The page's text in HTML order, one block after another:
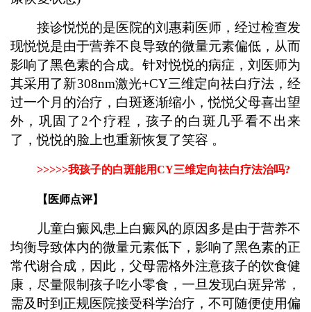
接诊悦悦的是医院的刘惠莉医师，经过检查发
现悦悦是由于营养不良导致的微量元素偏低，从而
影响了黑色素的合成。针对悦悦的病症，刘医师为
其采用了新308nm激光+CY三维定向祛白疗法，经
过一个月的治疗，白斑逐渐缩小，悦悦父母喜出望
外，巩固了2个疗程，孩子的白斑几乎看不出来
了，悦悦的脸上也重新恢复了笑容 。
>>>>>我孩子的白斑能用CY三维定向祛白疗法治吗?
【医师点评】
儿童白癜风患上白癜风的原因多是由于营养不
均衡导致体内的微量元素低下，影响了黑色素的正
常代谢合成，因此，父母需格外注意孩子的饮食健
康，尽量限制孩子吃小零食，一旦发现白斑异常，
需及时到正规医院接受科学治疗，不可随便使用偏